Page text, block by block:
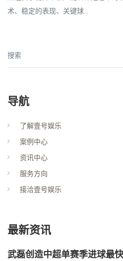
术、稳定的表现、关键球...
搜索
导航
了解壹号娱乐
案例中心
资讯中心
服务方向
接洽壹号娱乐
最新资讯
武磊创造中超单赛季进球最